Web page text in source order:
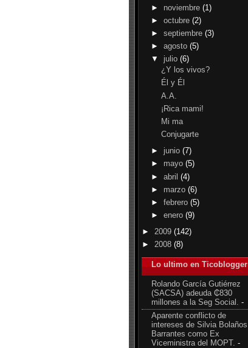
► noviembre(1)
►octubre(2)
►septiembre(3)
►agosto(5)
▼ julio(6)
¿Y los vivos?
Él y Él
A.A.
¡Rica mami!
Mi ma
Conjugarte
► junio(7)
► mayo(5)
►abril(4)
► marzo(6)
►febrero(5)
►enero(9)
► 2009 (142)
► 2008 (8)
Lo ultimo en Ticoblogger
Rolando García Gutiérrez
(SACSA) adeuda ₵830
millones a la Seg Social.
-
Aparente conflicto de
intereses de Silvia Bolaños
Barrantes como Ex
Viceministra del MOPT. -